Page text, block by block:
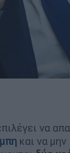
να
και να μην